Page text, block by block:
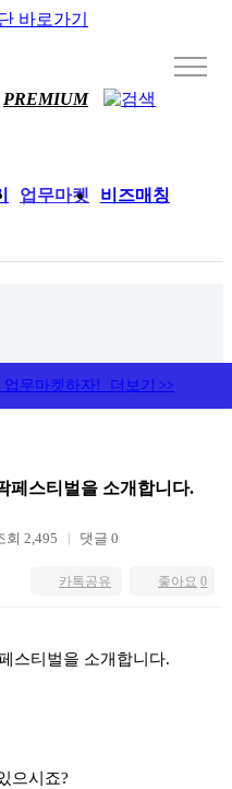
바로가기
PREMIUM
업무마켓 비즈매칭
무마켓하자! 더보기 >>
페스티벌을 소개합니다.
회 2,495 댓글 0
좋아요 0
카톡공유
스티벌을 소개합니다.
으시죠?